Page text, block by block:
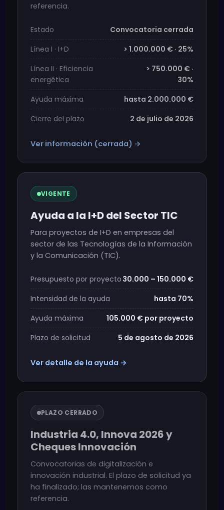
referencia.
Estado
Convocatoria cerrada
Línea I · I+D
> 1.000.000 € · 25%
Línea II · Eficiencia
energética
> 750.000 € ·
30%
Ayuda máxima
hasta 2.000.000 €
Cierre del plazo
2 de julio de 2026
Ver información (cerrada) →
VIGENTE
Ayuda a la I+D del Sector TIC
Para proyectos de I+D en empresas del
sector de las Tecnologías de la Información
y la Comunicación (TIC).
Presupuesto por proyecto 30.000 – 150.000 €
Intensidad de la ayuda
hasta 70%
Ayuda máxima
105.000 € por proyecto
Plazo de solicitud
5 de agosto de 2026
Ver detalle de la ayuda →
PLAZO CERRADO
Industria 4.0, Innova 2026 y
Cheques Innovación
Convocatorias de digitalización e
innovación industrial. El plazo de solicitud ya
ha finalizado; las mantenemos como
referencia.